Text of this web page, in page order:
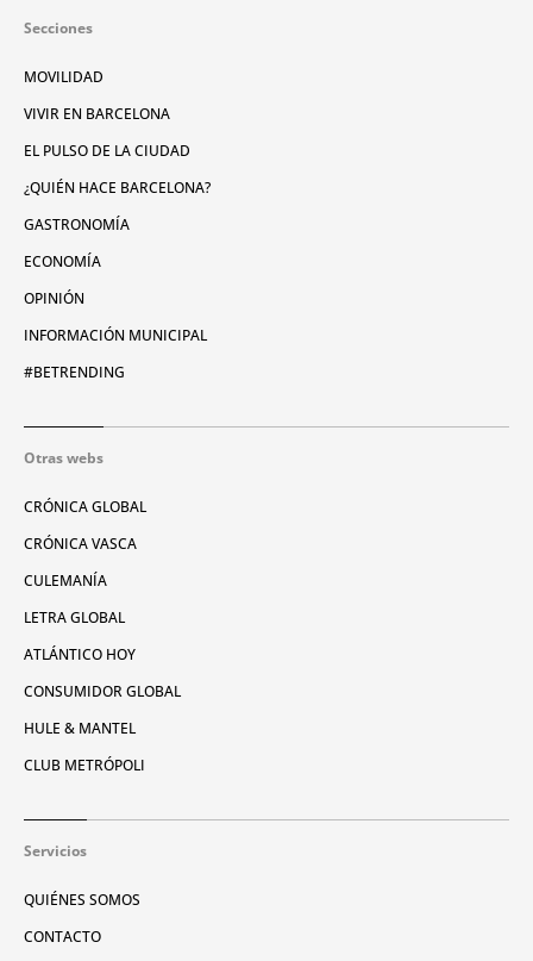
Secciones
MOVILIDAD
VIVIR EN BARCELONA
EL PULSO DE LA CIUDAD
¿QUIÉN HACE BARCELONA?
GASTRONOMÍA
ECONOMÍA
OPINIÓN
INFORMACIÓN MUNICIPAL
#BETRENDING
Otras webs
CRÓNICA GLOBAL
CRÓNICA VASCA
CULEMANÍA
LETRA GLOBAL
ATLÁNTICO HOY
CONSUMIDOR GLOBAL
HULE & MANTEL
CLUB METRÓPOLI
Servicios
QUIÉNES SOMOS
CONTACTO